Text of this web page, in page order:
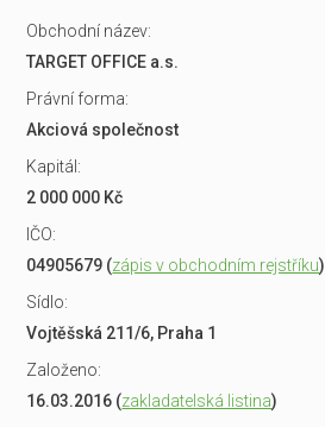
Obchodní název:
TARGET OFFICE a.s.
Právní forma:
Akciová společnost
Kapitál:
2 000 000 Kč
IČO:
04905679 (zápis v obchodním rejstříku)
Sídlo:
Vojtěšská 211/6, Praha 1
Založeno:
16.03.2016 (zakladatelská listina)